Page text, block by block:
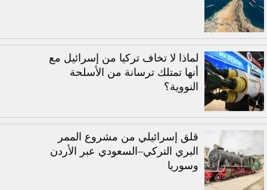
لماذا لا تخاف تركيا من إسرائيل مع
أنها تمتلك ترسانة من الأسلحة
النووية؟
قلق إسرائيلي من مشروع الممر
البري التركي–السعودي عبر الأردن
وسوريا